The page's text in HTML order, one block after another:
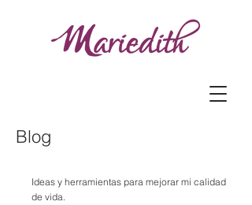
Blog
Ideas y herramientas para mejorar mi calidad
de vida.